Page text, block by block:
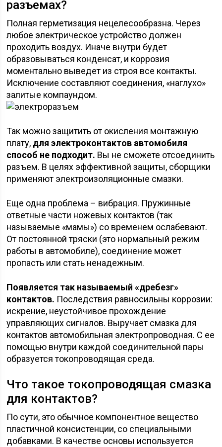
разъемах?
Полная герметизация нецелесообразна. Через
любое электрическое устройство должен
проходить воздух. Иначе внутри будет
образовываться конденсат, и коррозия
моментально выведет из строя все контакты.
Исключение составляют соединения, «наглухо»
залитые компаундом.
Так можно защитить от окисления монтажную
плату, для электроконтактов автомобиля
способ не подходит. Вы не сможете отсоединить
разъем. В целях эффективной защиты, сборщики
применяют электроизоляционные смазки.
Еще одна проблема – вибрация. Пружинные
ответные части ножевых контактов (так
называемые «мамы») со временем ослабевают.
От постоянной тряски (это нормальный режим
работы в автомобиле), соединение может
пропасть или стать ненадежным.
Появляется так называемый «дребезг»
контактов. Последствия равносильны коррозии:
искрение, неустойчивое прохождение
управляющих сигналов. Выручает смазка для
контактов автомобильная электропроводная. С ее
помощью внутри каждой соединительной пары
образуется токопроводящая среда.
Что такое токопроводящая смазка
для контактов?
По сути, это обычное компонентное вещество
пластичной консистенции, со специальными
добавками. В качестве основы используется